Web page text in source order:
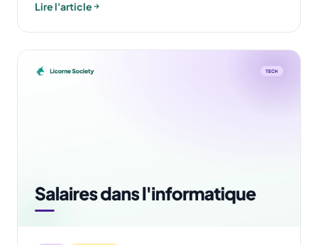
l'expérience et la localisation.
Lire l'article